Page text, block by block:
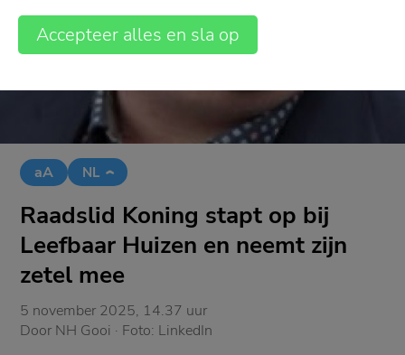
aA NL
Raadslid Koning stapt op bij
Leefbaar Huizen en neemt zijn
zetel mee
5 november 2025, 14.37 uur
Door NH Gooi · Foto: LinkedIn
Accepteer alles en sla op